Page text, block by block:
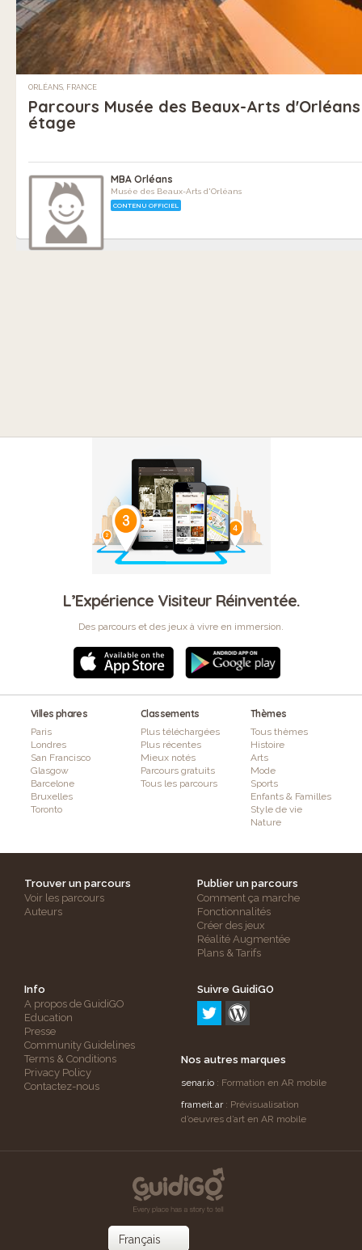
ORLÉANS, FRANCE
Parcours Musée des Beaux-Arts
étage
MBA Orléans
Musée des Beaux-Arts d'Orléans
CONTENU OFFICIEL
L’Expérience Visiteur Réinventée.
Des parcours et des jeux à vivre en immersion.
Villes phares
Paris
Londres
San Francisco
Glasgow
Barcelone
Bruxelles
Toronto
Classements
Plus téléchargées
Plus récentes
Mieux notés
Parcours gratuits
Tous les parcours
Thèmes
Tous thèmes
Histoire
Arts
Mode
Sports
Enfants & Familles
Style de vie
Nature
Trouver un parcours
Voir les parcours
Auteurs
Publier un parcours
Comment ça marche
Fonctionnalités
Créer des jeux
Réalité Augmentée
Plans & Tarifs
Info
A propos de GuidiGO
Education
Presse
Community Guidelines
Terms & Conditions
Privacy Policy
Contactez-nous
Suivre GuidiGO
Nos autres marques
senar.io : Formation en AR mobile
frameit.ar: Prévisualisation
d’oeuvres d’art en AR mobile